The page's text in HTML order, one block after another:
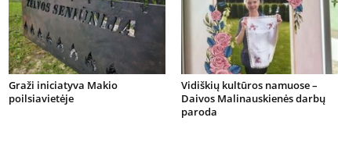
Graži iniciatyva Makio
poilsiavietėje
Vidiškių kultūros namuose –
Daivos Malinauskienės darbų
paroda